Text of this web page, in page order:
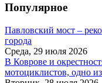
Популярное
Павловский мост –
города
Среда, 29 июля 2026
В Коврове и
мотоциклистов, одно